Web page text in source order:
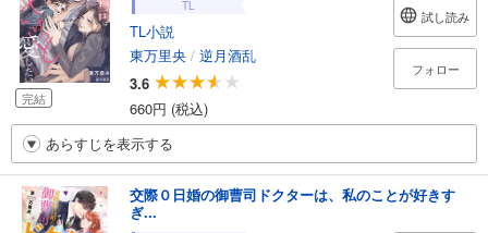
完結
TL
TL小説
東万里央 / 逆月酒乱
3.6
660円 (税込)
試し読み
フォロー
あらすじを表示する
交際０日婚の御曹司ドクターは、私のことが好きす
ぎ...